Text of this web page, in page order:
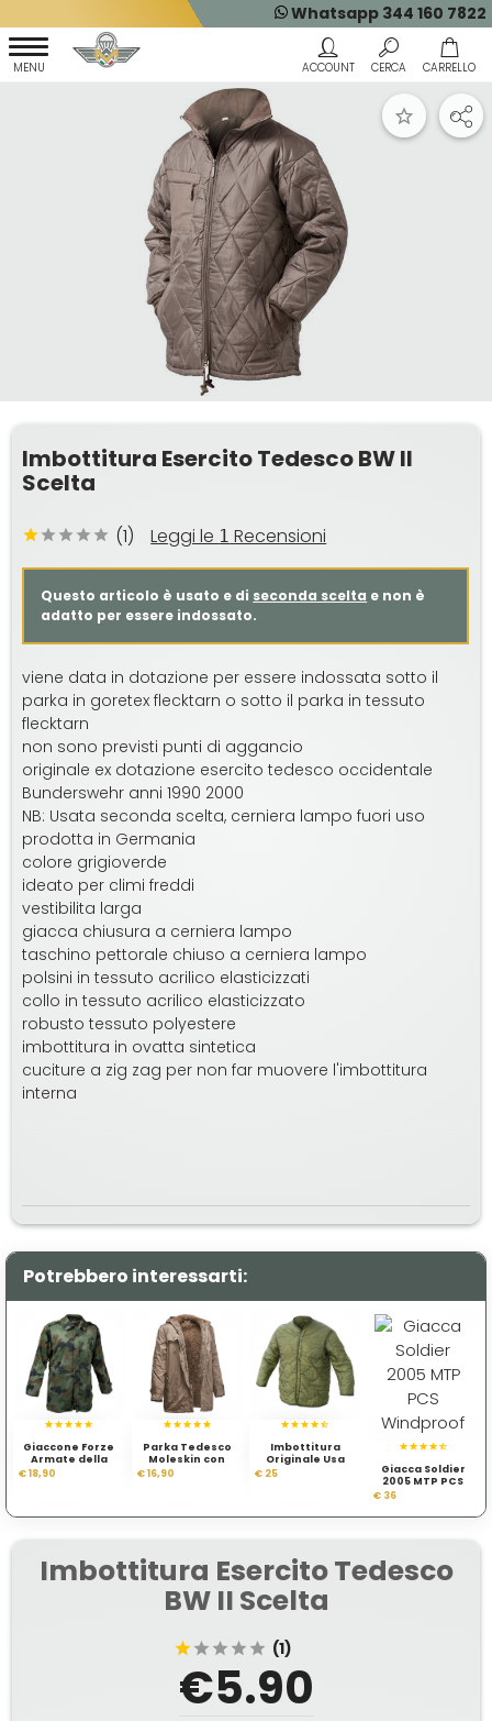
Whatsapp 344 160 7822
Imbottitura Esercito Tedesco BW II
Scelta
(1) Leggi le 1 Recensioni
Questo articolo è usato e di seconda scelta e non è
adatto per essere indossato.
viene data in dotazione per essere indossata sotto il
parka in goretex flecktarn o sotto il parka in tessuto
flecktarn
non sono previsti punti di aggancio
originale ex dotazione esercito tedesco occidentale
Bunderswehr anni 1990 2000
NB: Usata seconda scelta, cerniera lampo fuori uso
prodotta in Germania
colore grigioverde
ideato per climi freddi
vestibilita larga
giacca chiusura a cerniera lampo
taschino pettorale chiuso a cerniera lampo
polsini in tessuto acrilico elasticizzati
collo in tessuto acrilico elasticizzato
robusto tessuto polyestere
imbottitura in ovatta sintetica
cuciture a zig zag per non far muovere l'imbottitura
interna
Potrebbero interessarti:
Giaccone Forze
Armate della
Serbia
€ 18,90
Parka Tedesco
Moleskin con
Imbottitura
€ 16,90
Imbottitura
Originale Usa
€ 25
Giacca Soldier
2005 MTP PCS
Windproof
€ 36
Imbottitura Esercito Tedesco
BW II Scelta
(1)
€5.90